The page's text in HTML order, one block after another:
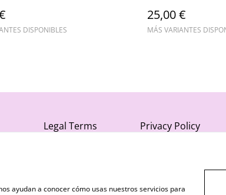
DISPONIBLES
25,00 €
MÁS VARIANTES
Legal Terms Privacy Policy
ayudan a conocer cómo usas nuestros servicios para